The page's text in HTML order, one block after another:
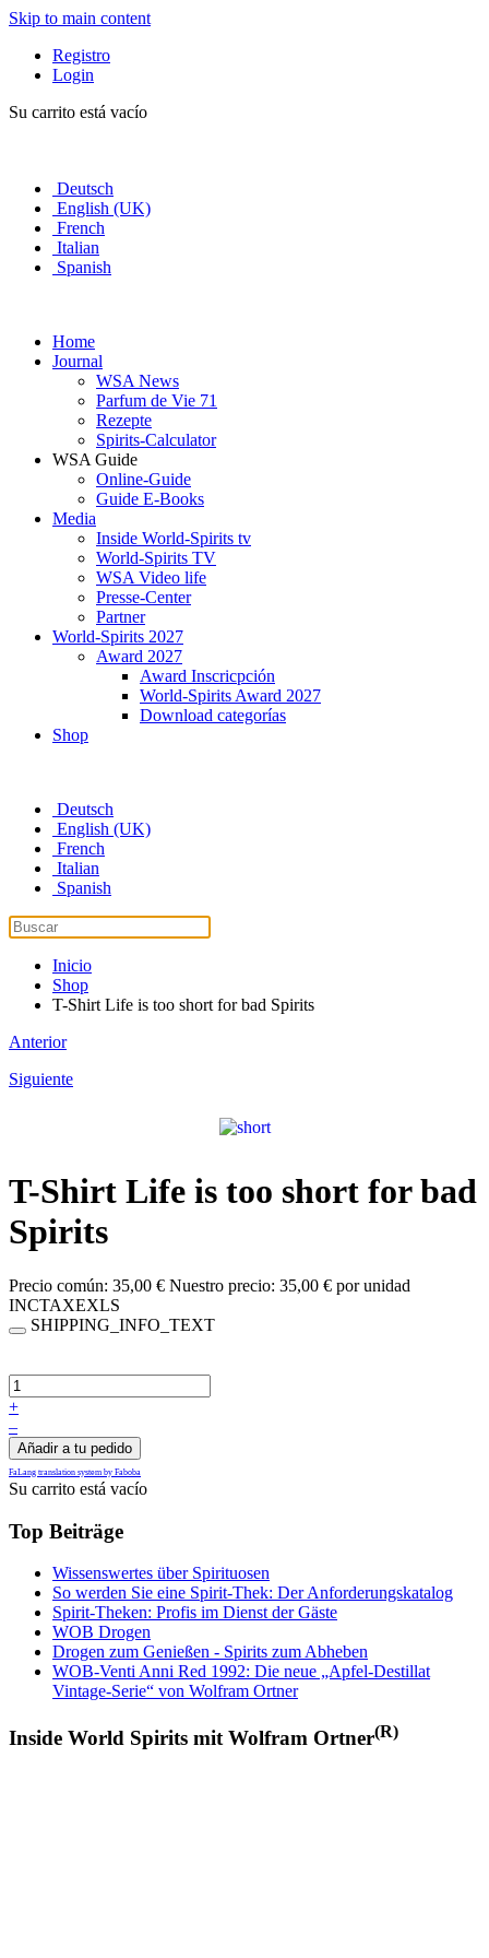
Skip to main content
Registro
Login
Su carrito está vacío
Deutsch
English (UK)
French
Italian
Spanish
Home
Journal
WSA News
Parfum de Vie 71
Rezepte
Spirits-Calculator
WSA Guide
Online-Guide
Guide E-Books
Media
Inside World-Spirits tv
World-Spirits TV
WSA Video life
Presse-Center
Partner
World-Spirits 2027
Award 2027
Award Inscricpción
World-Spirits Award 2027
Download categorías
Shop
Deutsch
English (UK)
French
Italian
Spanish
Inicio
Shop
T-Shirt Life is too short for bad Spirits
Anterior
Siguiente
T-Shirt Life is too short for bad
Spirits
Precio común: 35,00 € Nuestro precio: 35,00 € por unidad
INCTAXEXLS
SHIPPING_INFO_TEXT
+
–
Añadir a tu pedido
FaLang translation system by Faboba
Su carrito está vacío
Top Beiträge
Wissenswertes über Spirituosen
So werden Sie eine Spirit-Thek: Der Anforderungskatalog
Spirit-Theken: Profis im Dienst der Gäste
WOB Drogen
Drogen zum Genießen - Spirits zum Abheben
WOB-Venti Anni Red 1992: Die neue „Apfel-Destillat
Vintage-Serie“ von Wolfram Ortner
Inside World Spirits mit Wolfram Ortner(R)